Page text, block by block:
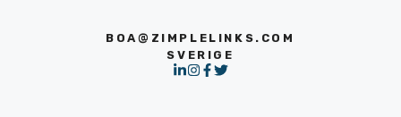
BOA@ZIMPLELINKS.COM
SVERIGE